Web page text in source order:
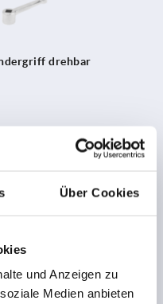
Über Cookies
und Anzeigen zu
Medien anbieten
drehbar
DETAILS